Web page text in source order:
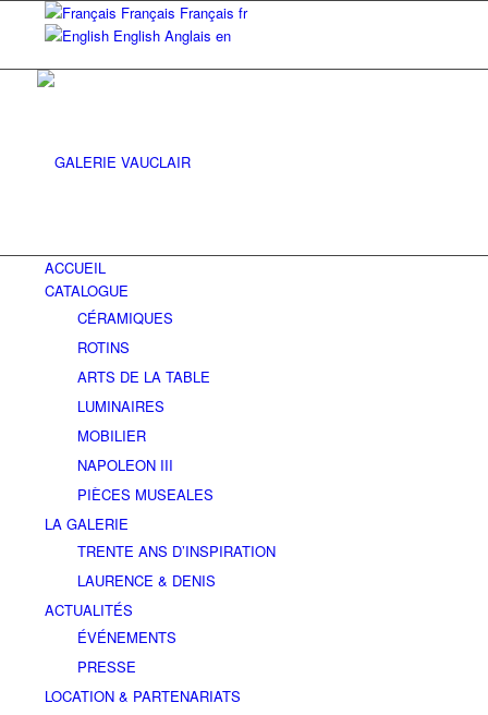
Français Français fr
English Anglais en
ACCUEIL
CATALOGUE
CÉRAMIQUES
ROTINS
ARTS DE LA TABLE
LUMINAIRES
MOBILIER
NAPOLEON III
PIÈCES MUSEALES
LA GALERIE
TRENTE ANS D’INSPIRATION
LAURENCE & DENIS
ACTUALITÉS
ÉVÉNEMENTS
PRESSE
LOCATION & PARTENARIATS